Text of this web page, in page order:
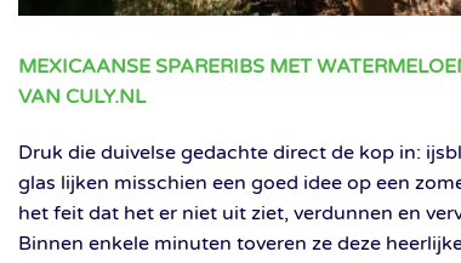
MEXICAANSE SPARERIBS MET
VAN CULY.NL
Druk die duivelse gedachte direct de kop in:
glas lijken misschien een goed idee op een
het feit dat het er niet uit ziet, verdunnen en
Binnen enkele minuten toveren ze deze